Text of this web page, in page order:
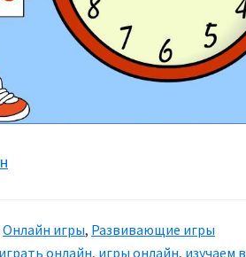
Онлайн игры, Развивающие игры
играть онлайн, игры онлайн, изучаем